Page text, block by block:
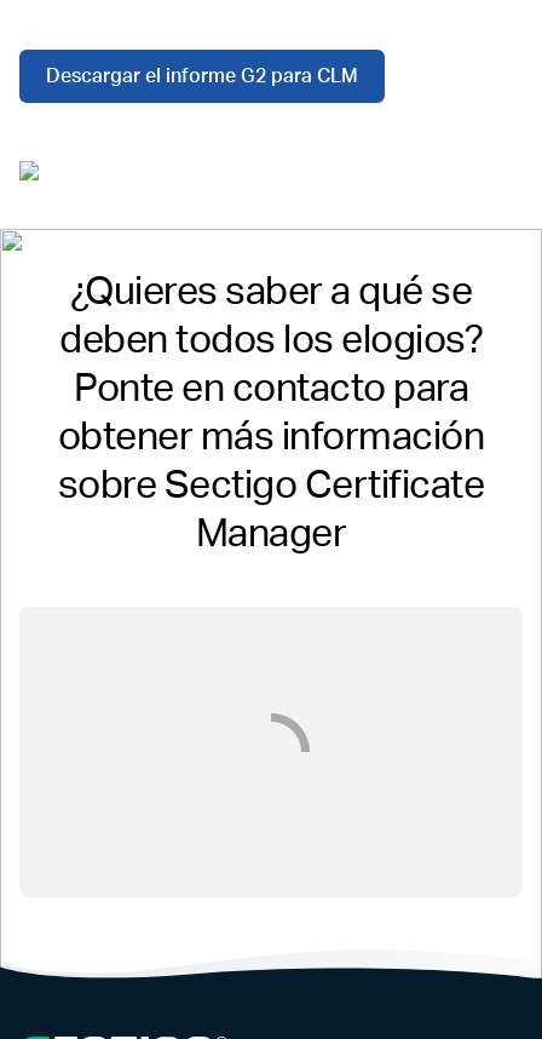
Descargar el informe G2 para CLM
¿Quieres saber a qué se
deben todos los elogios?
Ponte en contacto para
obtener más información
sobre Sectigo Certificate
Manager